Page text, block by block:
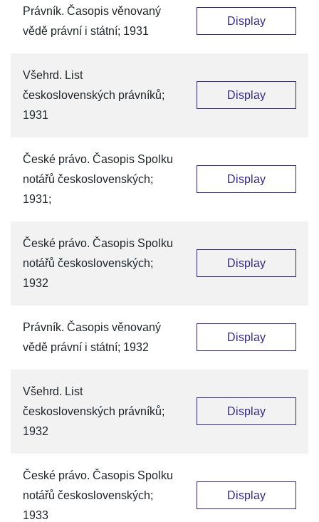
Právník. Časopis věnovaný
vědě právní i státní; 1931
Display
Všehrd. List
československých právníků;
1931
Display
České právo. Časopis Spolku
notářů československých;
1931;
Display
České právo. Časopis Spolku
notářů československých;
1932
Display
Právník. Časopis věnovaný
vědě právní i státní; 1932
Display
Všehrd. List
československých právníků;
1932
Display
České právo. Časopis Spolku
notářů československých;
1933
Display